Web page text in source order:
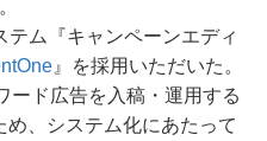
テム『キャンペーンエディ
』を採用いただいた。
ード広告を入稿・運用する
、システム化にあたって